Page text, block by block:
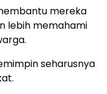
mereka
lebih memahami
seharusnya